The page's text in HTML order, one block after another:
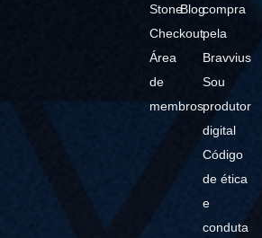
Stone
Checkout
Área
de
membros
Blogcompra
pela
Bravvius
Sou
produtor
digital
Código
de ética
e
conduta